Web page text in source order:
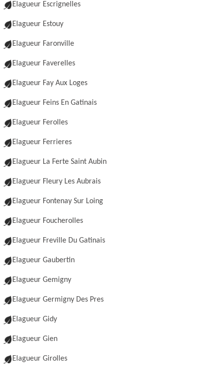
Elagueur Escrignelles
Elagueur Estouy
Elagueur Faronville
Elagueur Faverelles
Elagueur Fay Aux Loges
Elagueur Feins En Gatinais
Elagueur Ferolles
Elagueur Ferrieres
Elagueur La Ferte Saint Aubin
Elagueur Fleury Les Aubrais
Elagueur Fontenay Sur Loing
Elagueur Foucherolles
Elagueur Freville Du Gatinais
Elagueur Gaubertin
Elagueur Gemigny
Elagueur Germigny Des Pres
Elagueur Gidy
Elagueur Gien
Elagueur Girolles